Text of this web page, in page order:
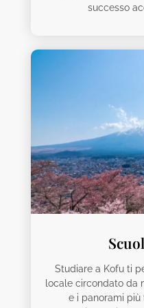
successo
Studiare a Kofu ti
locale circondato da
e i panorami più